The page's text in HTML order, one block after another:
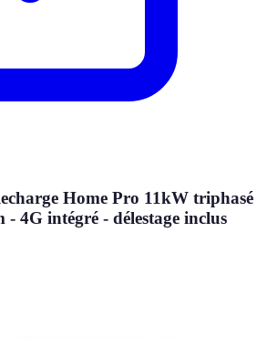
Home Pro 11kW triphasé
- 4G intégré - délestage inclus